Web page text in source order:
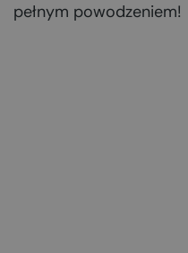
pełnym powodzeniem!